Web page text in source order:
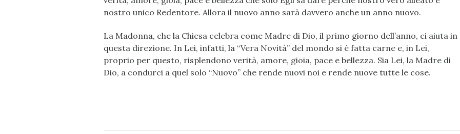
nostro unico Redentore. Allora il nuovo anno sarà davvero anche un anno nuovo.
La Madonna, che la Chiesa celebra come Madre di Dio, il primo giorno dell’anno, ci aiuta in
questa direzione. In Lei, infatti, la “Vera Novità” del mondo si è fatta carne e, in Lei,
proprio per questo, risplendono verità, amore, gioia, pace e bellezza. Sia Lei, la Madre di
Dio, a condurci a quel solo “Nuovo” che rende nuovi noi e rende nuove tutte le cose.